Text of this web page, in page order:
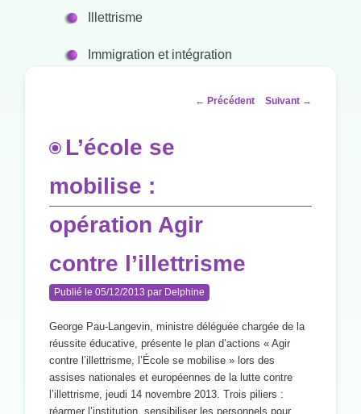
Illettrisme
Immigration et intégration
Navigation
← Précédent Suivant →
L’école se
mobilise :
opération Agir
contre l’illettrisme
Publié le 05/12/2013 par Delphine
George Pau-Langevin, ministre déléguée chargée de la
réussite éducative, présente le plan d’actions « Agir
contre l’illettrisme, l’École se mobilise » lors des
assises nationales et européennes de la lutte contre
l’illettrisme, jeudi 14 novembre 2013. Trois piliers :
réarmer l’institution, sensibiliser les personnels pour